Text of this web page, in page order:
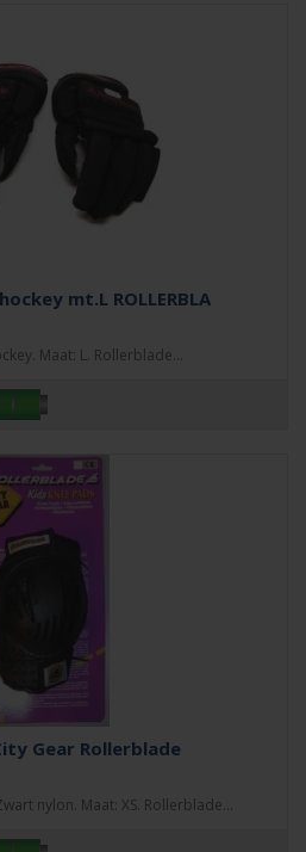
mt.L ROLLERBLA
Maat: L. Rollerblade...
Gear Rollerblade
nylon. Maat: XS. Rollerblade...